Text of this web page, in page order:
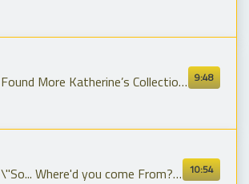
9:48
Found More Katherine’s Collection at HomeGoods… Then Ran Into Hobby Lobby Real Quick!
10:54
\"So... Where'd you come From?\" [Hobie Brown ASMR/Audio Roleplay]